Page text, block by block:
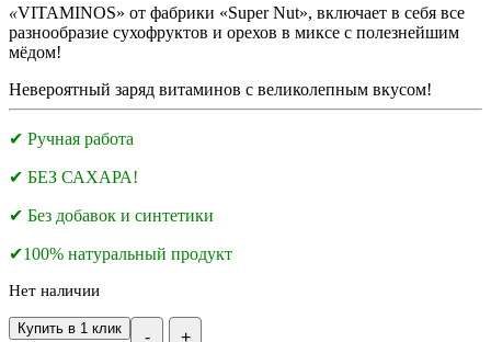
«VITAMINOS» от фабрики «Super Nut», включает в себя все
разнообразие сухофруктов и орехов в миксе с полезнейшим
мёдом!
Невероятный заряд витаминов с великолепным вкусом!
✔ Ручная работа
✔ БЕЗ САХАРА!
✔ Без добавок и синтетики
✔100% натуральный продукт
Нет наличии
- +
Купить в 1 клик